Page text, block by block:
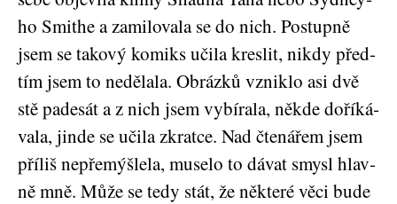
ho Smi­the a zami­lo­va­la se do nich. Postup­ně
jsem se tako­vý komiks uči­la kres­lit, nikdy před­
tím jsem to nedě­la­la. Obráz­ků vznik­lo asi dvě
stě pade­sát a z nich jsem vybí­ra­la, někde doří­ká­
va­la, jin­de se uči­la zkrat­ce. Nad čte­ná­řem jsem
pří­liš nepře­mýš­le­la, muse­lo to dávat smy­sl hlav­
ně mně. Může se tedy stát, že někte­ré věci bude